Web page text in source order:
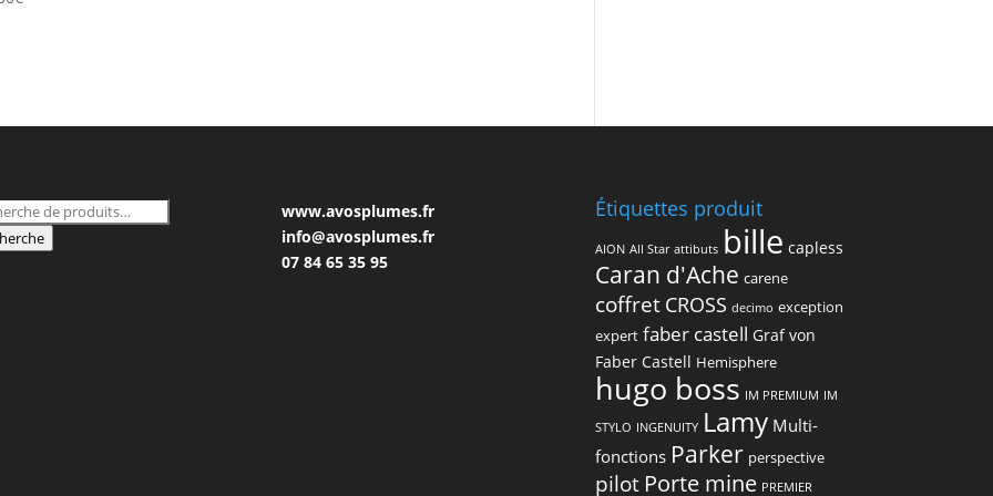
:
www.avosplumes.fr
info@avosplumes.fr
07 84 65 35 95
Étiquettes produit
AION All Star attibuts bille capless
Caran d'Ache carene
coffret CROSS decimo exception
expert faber castell Graf von
Faber Castell Hemisphere
hugo boss IM PREMIUM IM
STYLO INGENUITY Lamy Multi-
fonctions Parker perspective
pilot Porte mine PREMIER